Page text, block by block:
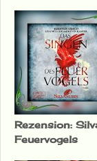
Rezension:
Feuervogels